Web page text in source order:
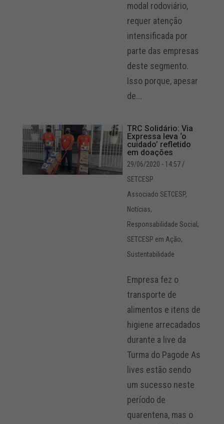
modal rodoviário,
requer atenção
intensificada por
parte das empresas
deste segmento.
Isso porque, apesar
de...
TRC Solidário: Via
Expressa leva ‘o
cuidado’ refletido
em doações
29/06/2020 - 14:57/
SETCESP
Associado SETCESP,
Notícias,
Responsabilidade Social ,
SETCESP em Ação,
Sustentabilidade
Empresa fez o
transporte de
alimentos e itens de
higiene arrecadados
durante a live da
Turma do Pagode As
lives estão sendo
um sucesso neste
período de
quarentena, mas o